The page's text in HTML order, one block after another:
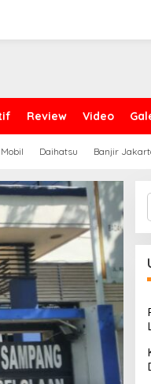
Review Video
Mobil Daihatsu Banjir